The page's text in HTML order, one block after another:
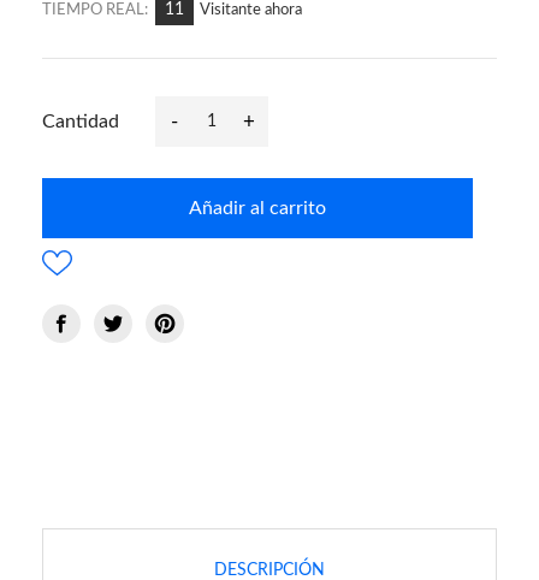
TIEMPO REAL: 11 Visitante ahora
Cantidad - +
Añadir al carrito
DESCRIPCIÓN